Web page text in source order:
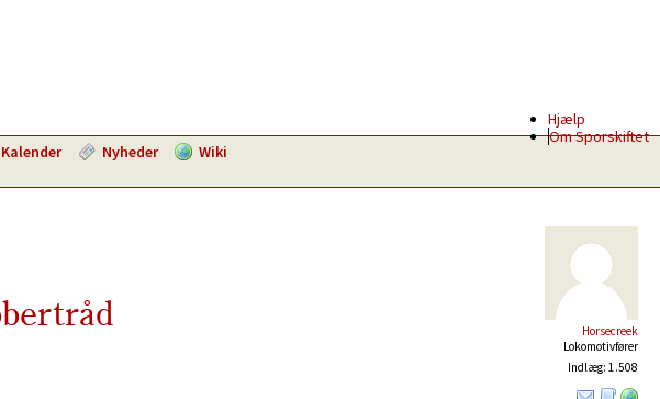
Hjælp
Om Sporskiftet
Kalender Nyheder Wiki
Horsecreek
Lokomotivfører
Indlæg: 1.508